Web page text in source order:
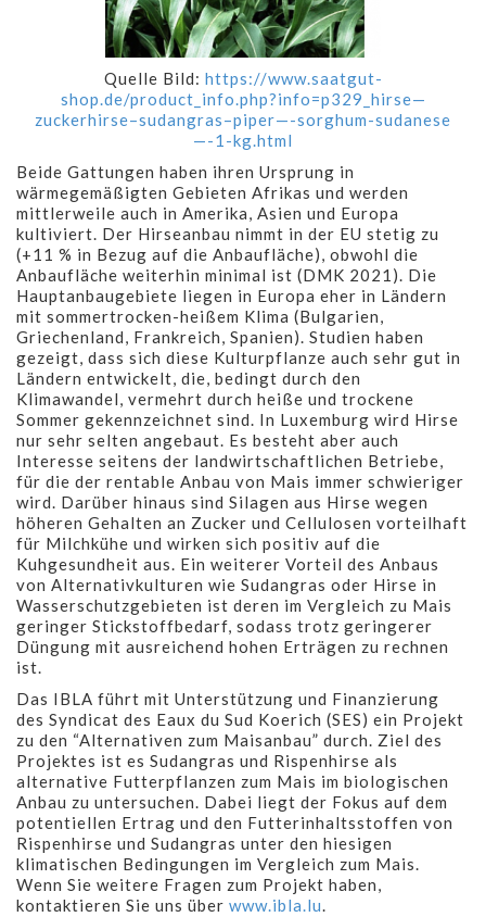
Quelle Bild: https://www.saatgut-
shop.de/product_info.php?info=p329_hirse—
zuckerhirse–sudangras–piper—-sorghum-sudanese
—-1-kg.html
Beide Gattungen haben ihren Ursprung in
wärmegemäßigten Gebieten Afrikas und werden
mittlerweile auch in Amerika, Asien und Europa
kultiviert. Der Hirseanbau nimmt in der EU stetig zu
(+11 % in Bezug auf die Anbaufläche), obwohl die
Anbaufläche weiterhin minimal ist (DMK 2021). Die
Hauptanbaugebiete liegen in Europa eher in Ländern
mit sommertrocken-heißem Klima (Bulgarien,
Griechenland, Frankreich, Spanien). Studien haben
gezeigt, dass sich diese Kulturpflanze auch sehr gut in
Ländern entwickelt, die, bedingt durch den
Klimawandel, vermehrt durch heiße und trockene
Sommer gekennzeichnet sind. In Luxemburg wird Hirse
nur sehr selten angebaut. Es besteht aber auch
Interesse seitens der landwirtschaftlichen Betriebe,
für die der rentable Anbau von Mais immer schwieriger
wird. Darüber hinaus sind Silagen aus Hirse wegen
höheren Gehalten an Zucker und Cellulosen vorteilhaft
für Milchkühe und wirken sich positiv auf die
Kuhgesundheit aus. Ein weiterer Vorteil des Anbaus
von Alternativkulturen wie Sudangras oder Hirse in
Wasserschutzgebieten ist deren im Vergleich zu Mais
geringer Stickstoffbedarf, sodass trotz geringerer
Düngung mit ausreichend hohen Erträgen zu rechnen
ist.
Das IBLA führt mit Unterstützung und Finanzierung
des Syndicat des Eaux du Sud Koerich (SES) ein Projekt
zu den “Alternativen zum Maisanbau” durch. Ziel des
Projektes ist es Sudangras und Rispenhirse als
alternative Futterpflanzen zum Mais im biologischen
Anbau zu untersuchen. Dabei liegt der Fokus auf dem
potentiellen Ertrag und den Futterinhaltsstoffen von
Rispenhirse und Sudangras unter den hiesigen
klimatischen Bedingungen im Vergleich zum Mais.
Wenn Sie weitere Fragen zum Projekt haben,
kontaktieren Sie uns über www.ibla.lu.